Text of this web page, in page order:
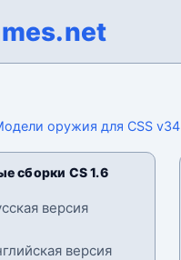
оружия для CSS v34
сборки CS 1.6
версия
версия